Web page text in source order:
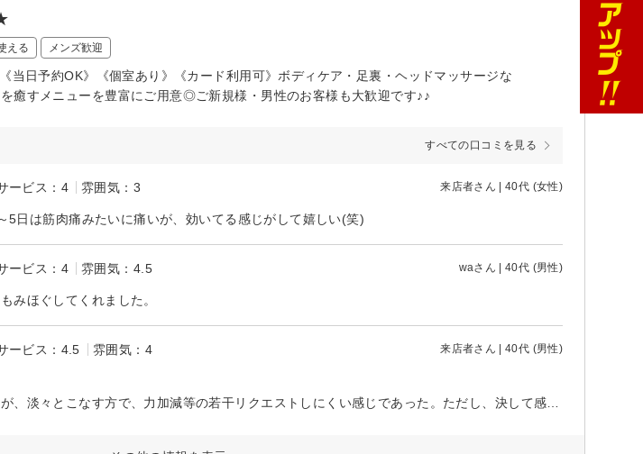
える メンズ歓迎
当日予約OK》《個室あり》《カード利用可》ボディケア・足裏・ヘッドマッサージな
癒すメニューを豊富にご用意◎ご新規様・男性のお客様も大歓迎です♪♪
すべての口コミを見る
ービス：4 雰囲気：3 来店者さん | 40代 (女性)
日は筋肉痛みたいに痛いが、効いてる感じがして嬉しい(笑)
ービス：4 雰囲気：4.5 waさん | 40代 (男性)
みほぐしてくれました。
ービス：4.5 雰囲気：4 来店者さん | 40代 (男性)